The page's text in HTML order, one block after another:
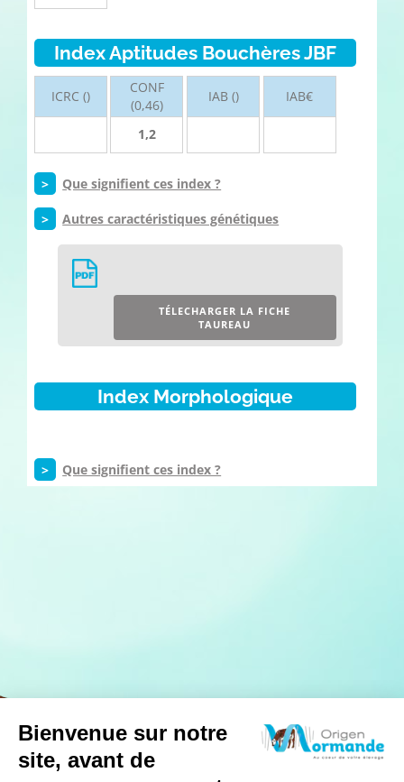
Index Aptitudes Bouchères JBF
ICRC ()
CONF
(0,46)
1,2
IAB () IAB€
> Que signifient ces index ?
> Autres caractéristiques génétiques
TÉLECHARGER LA FICHE
TAUREAU
Index Morphologique
> Que signifient ces index ?